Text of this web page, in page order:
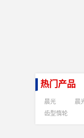
热门产品
晨光 晨
齿型惰轮